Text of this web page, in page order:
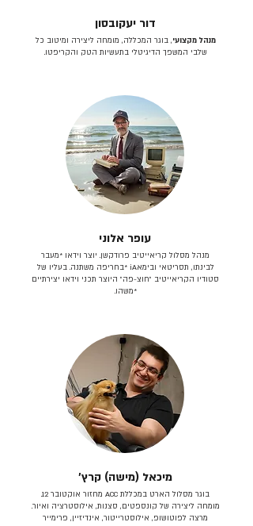
דור יעקובסון
מנהל מקצועי, בוגר המכללה, מומחה ליצירה ומיטוב כל
שלבי המשפך הדיגיטלי בתעשיות הטק והקריפטו.
עופר אלוני
מנהל מסלול קריאייטיב פרודקשן. יוצר וידאו *מעבר
לבינתו, תסריטאי וב​ימאiA‎ *בחריפה משתנה. בעליו של
סטודיו הקריאייטיב ״חוצ-פה״ היוצר תכני וידאו יצירתיים
*משהו.
מיכאל (מישה) קרץ׳
בוגר מסלול הארט במכללת ACC מחזור אוקטובר 12.
מומחה ליצירה של קונספטים, סצנות, אילוסטרציה ואיור.
מרצה לפוטושופ, אילוסטרייטור, אינדיזיין, פרימייר